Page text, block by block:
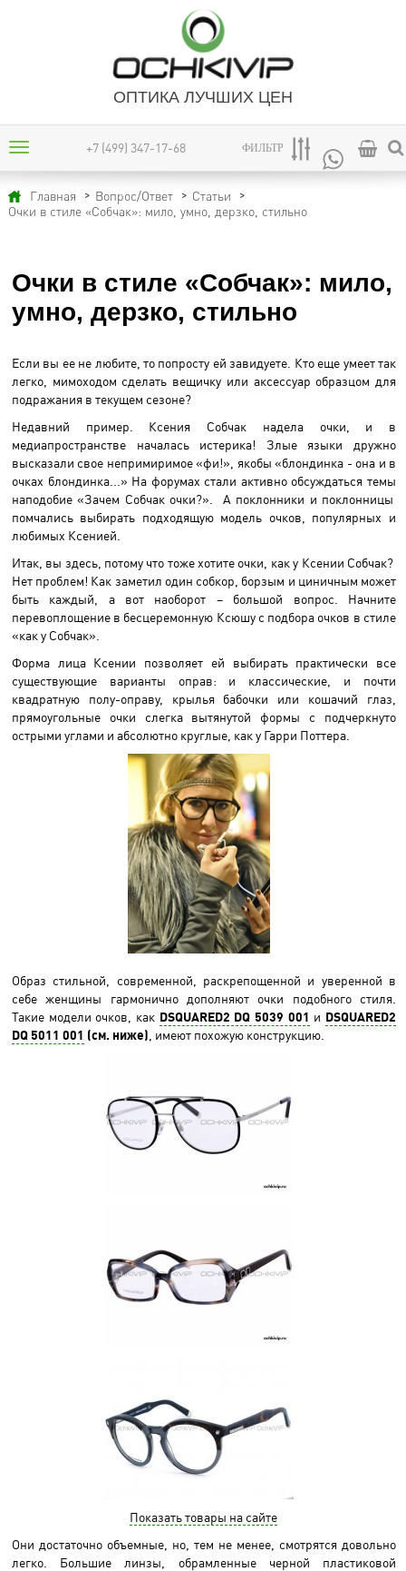
ОПТИКА ЛУЧШИХ ЦЕН
+7 (499) 347-17-68 ФИЛЬТР
Главная Вопрос/Ответ
Статьи
Очки в стиле «Собчак»: мило, умно, дерзко, стильно
Очки в стиле «Собчак»: мило,
умно, дерзко, стильно
Если вы ее не любите, то попросту ей завидуете. Кто еще умеет так
легко, мимоходом сделать вещичку или аксессуар образцом для
подражания в текущем сезоне?
Недавний пример. Ксения Собчак надела очки, и в
медиапространстве началась истерика! Злые языки дружно
высказали свое непримиримое «фи!», якобы «блондинка - она и в
очках блондинка...» На форумах стали активно обсуждаться темы
наподобие «Зачем Собчак очки?». А поклонники и поклонницы
помчались выбирать подходящую модель очков, популярных и
любимых Ксенией.
Итак, вы здесь, потому что тоже хотите очки, как у Ксении Собчак?
Нет проблем! Как заметил один собкор, борзым и циничным может
быть каждый, а вот наоборот – большой вопрос. Начните
перевоплощение в бесцеремонную Ксюшу с подбора очков в стиле
«как у Собчак».
Форма лица Ксении позволяет ей выбирать практически все
существующие варианты оправ: и классические, и почти
квадратную полу-оправу, крылья бабочки или кошачий глаз,
прямоугольные очки слегка вытянутой формы с подчеркнуто
острыми углами и абсолютно круглые, как у Гарри Поттера.
Образ стильной, современной, раскрепощенной и уверенной в
себе женщины гармонично дополняют очки подобного стиля.
Такие модели очков, как DSQUARED2 DQ 5039 001 и DSQUARED2
DQ 5011 001 (см. ниже) , имеют похожую конструкцию.
Показать товары на сайте
Они достаточно объемные, но, тем не менее, смотрятся довольно
легко. Большие линзы, обрамленные черной пластиковой